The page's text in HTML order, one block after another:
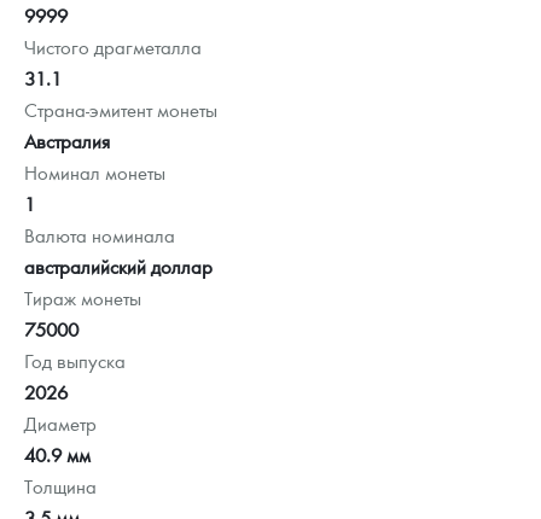
9999
Чистого драгметалла
31.1
Страна-эмитент монеты
Австралия
Номинал монеты
1
Валюта номинала
австралийский доллар
Тираж монеты
75000
Год выпуска
2026
Диаметр
40.9 мм
Толщина